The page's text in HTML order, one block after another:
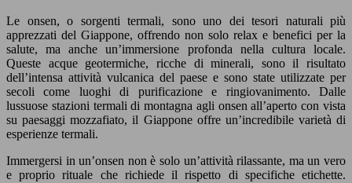
Le onsen, o sorgenti termali, sono uno dei tesori naturali più
apprezzati del Giappone, offrendo non solo relax e benefici per la
salute, ma anche un’immersione profonda nella cultura locale.
Queste acque geotermiche, ricche di minerali, sono il risultato
dell’intensa attività vulcanica del paese e sono state utilizzate per
secoli come luoghi di purificazione e ringiovanimento. Dalle
lussuose stazioni termali di montagna agli onsen all’aperto con vista
su paesaggi mozzafiato, il Giappone offre un’incredibile varietà di
esperienze termali.
Immergersi in un’onsen non è solo un’attività rilassante, ma un vero
e proprio rituale che richiede il rispetto di specifiche etichette.